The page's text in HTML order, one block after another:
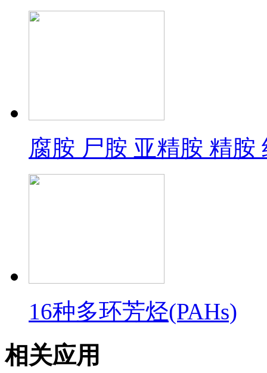
腐胺 尸胺 亚精胺 精胺
16种多环芳烃(PAHs)
相关应用